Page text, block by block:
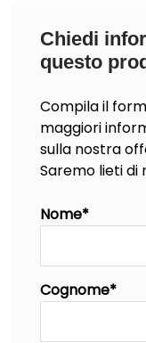
Chiedi
questo
Compila il
maggiori
sulla nostra
Saremo lieti di
Nome*
Cognome*